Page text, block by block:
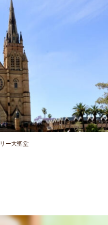
ー大聖堂